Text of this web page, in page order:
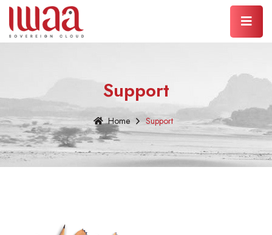
Support
Home Support